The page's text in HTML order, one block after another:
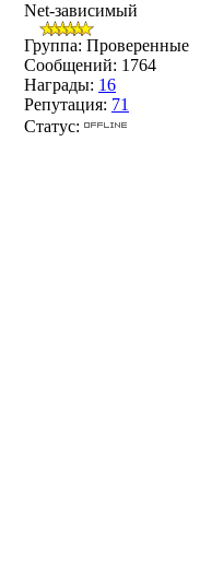
Net-зависимый
Группа: Проверенные
Сообщений: 1764
Награды: 16
Репутация: 71
Статус: